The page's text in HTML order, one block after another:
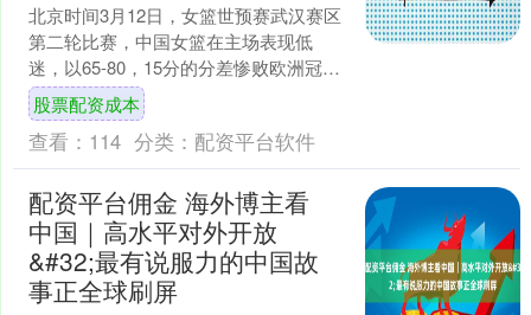
北京时间3月12日，女篮世预赛武汉赛区
第二轮比赛，中国女篮在主场表现低
迷，以65-80，15分的分差惨败欧洲冠军
比利时队。赛后，不少球迷也疑惑，坐
拥张子宇、韩旭....
股票配资成本
查看： 114 分类： 配资平台软件
配资平台佣金 海外博主看
中国｜高水平对外开放
&#32;最有说服力的中国故
事正全球刷屏